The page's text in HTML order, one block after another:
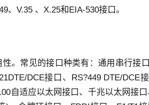
、V.35 、X.25和EIA-530接口。
。常见的接口种类有：通用串行接
DCE接口、RS?449 DTE/DCE
自适应以太网接口、千兆以太网接口